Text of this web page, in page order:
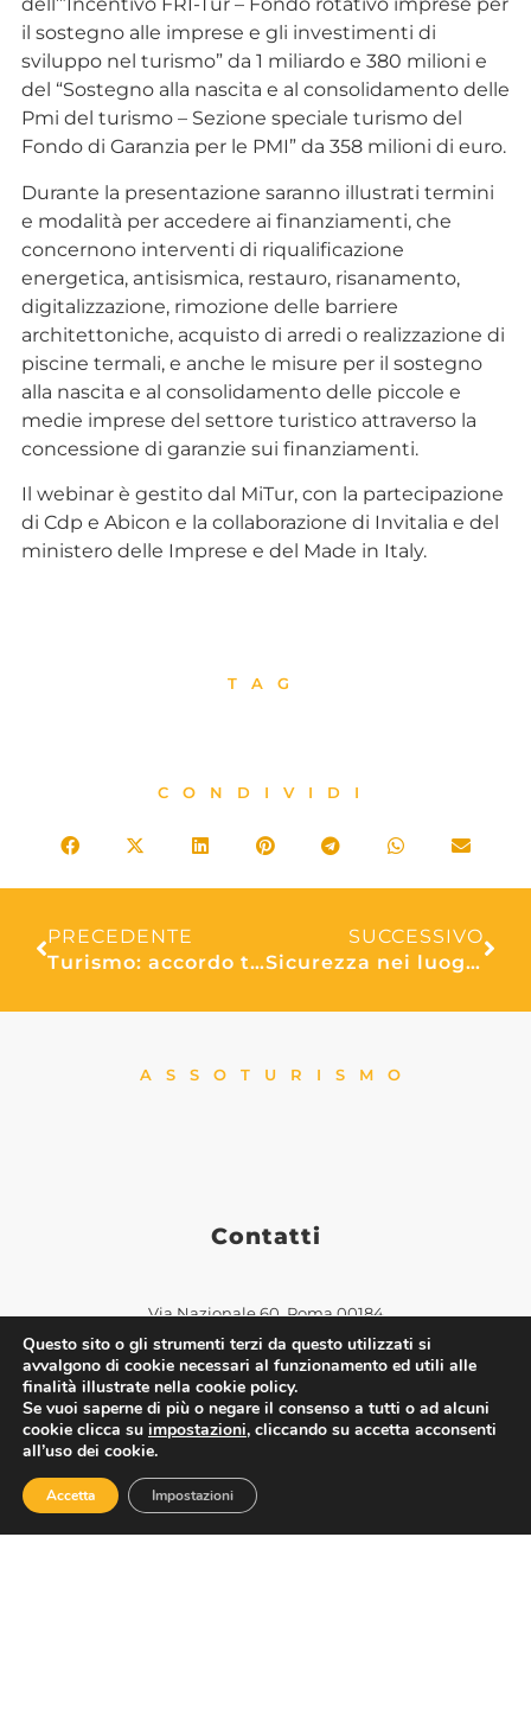
il sostegno alle imprese e gli investimenti di
sviluppo nel turismo” da 1 miliardo e 380 milioni e
del “Sostegno alla nascita e al consolidamento delle
Pmi del turismo – Sezione speciale turismo del
Fondo di Garanzia per le PMI” da 358 milioni di euro.
Durante la presentazione saranno illustrati termini
e modalità per accedere ai finanziamenti, che
concernono interventi di riqualificazione
energetica, antisismica, restauro, risanamento,
digitalizzazione, rimozione delle barriere
architettoniche, acquisto di arredi o realizzazione di
piscine termali, e anche le misure per il sostegno
alla nascita e al consolidamento delle piccole e
medie imprese del settore turistico attraverso la
concessione di garanzie sui finanziamenti.
Il webinar è gestito dal MiTur, con la partecipazione
di Cdp e Abicon e la collaborazione di Invitalia e del
ministero delle Imprese e del Made in Italy.
TAG
CONDIVIDI
PRECEDENTE
Turismo: accordo tra Gruppo BCC Iccrea e Assoturismo Confesercenti
SUCCESSIVO
Sicurezza nei luoghi di intrattenimento: delegazione Fiepet Confesercenti ricevuta dal Sottosegretario Prisco
ASSOTURISMO
Contatti
Via Nazionale 60, Roma 00184
Tel.06 4725315
assoturismo@confesercenti.it
turismo@pecconfesercentinaz.it
Per giornalisti e contatti stampa:
Questo sito o gli strumenti terzi da questo utilizzati si
avvalgono di cookie necessari al funzionamento ed utili alle
finalità illustrate nella cookie policy.
Se vuoi saperne di più o negare il consenso a tutti o ad alcuni
cookie clicca su impostazioni, cliccando su accetta acconsenti
all’uso dei cookie.
Accetta Impostazioni